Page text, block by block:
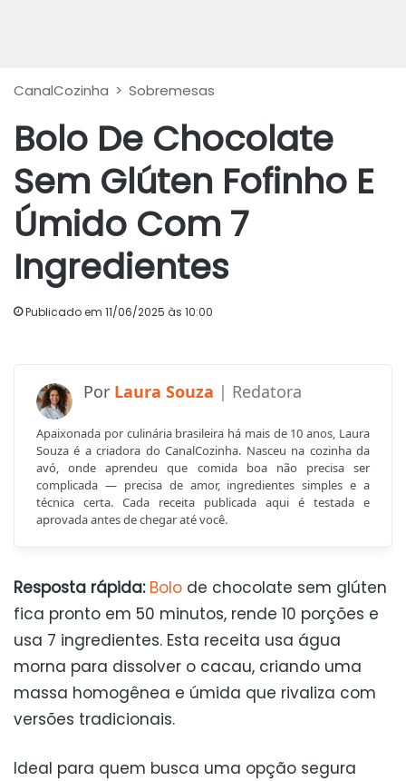
CanalCozinha > Sobremesas
Bolo De Chocolate
Sem Glúten Fofinho E
Úmido Com 7
Ingredientes
Publicado em 11/06/2025 às 10:00
Laura Souza
Apaixonada por culinária brasileira há mais de 10 anos, Laura
Souza é a criadora do CanalCozinha. Nasceu na cozinha da
avó, onde aprendeu que comida boa não precisa ser
complicada — precisa de amor, ingredientes simples e a
técnica certa. Cada receita publicada aqui é testada e
aprovada antes de chegar até você.
Resposta rápida: Bolo de chocolate sem glúten
fica pronto em 50 minutos, rende 10 porções e
usa 7 ingredientes. Esta receita usa água
morna para dissolver o cacau, criando uma
massa homogênea e úmida que rivaliza com
versões tradicionais.
Ideal para quem busca uma opção segura